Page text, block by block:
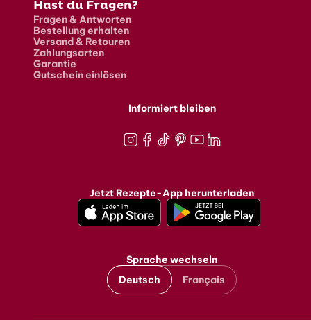
Hast du Fragen?
Fragen & Antworten
Bestellung erhalten
Versand & Retouren
Zahlungsarten
Garantie
Gutschein einlösen
Informiert bleiben
Jetzt Rezepte-App herunterladen
Sprache wechseln
Deutsch
Français